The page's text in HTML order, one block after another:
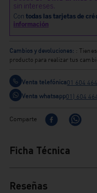
Cambios y devoluciones: :
producto para realizar tus
Venta telefónica01 604
Venta whatsapp01) 604
Comparte
Ficha Técnica
Reseñas